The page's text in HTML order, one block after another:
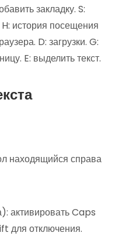
закладку. S:
история посещения
D: загрузки. G:
E: выделить текст.
находящийся справа
активировать Caps
для отключения.